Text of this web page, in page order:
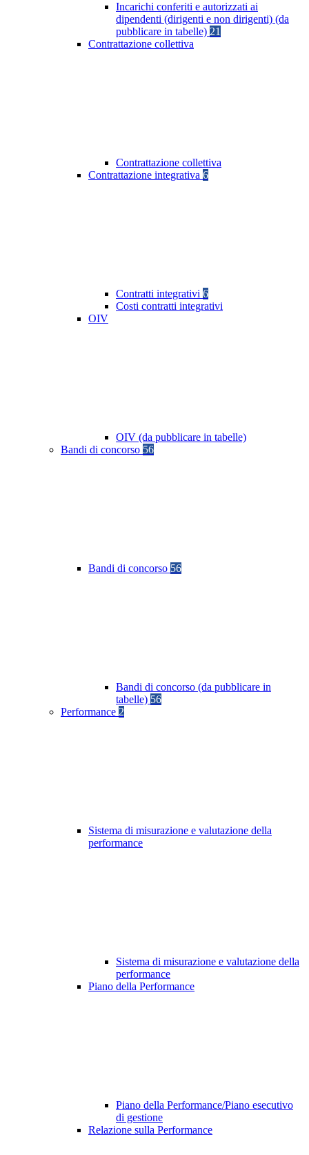
Incarichi conferiti e autorizzati ai
dipendenti (dirigenti e non dirigenti) (da
pubblicare in tabelle) 21
Contrattazione collettiva
Contrattazione collettiva
Contrattazione integrativa 6
Contratti integrativi 6
Costi contratti integrativi
OIV
OIV (da pubblicare in tabelle)
Bandi di concorso 56
Bandi di concorso 56
Bandi di concorso (da pubblicare in
tabelle) 56
Performance 2
Sistema di misurazione e valutazione della
performance
Sistema di misurazione e valutazione della
performance
Piano della Performance
Piano della Performance/Piano esecutivo
di gestione
Relazione sulla Performance